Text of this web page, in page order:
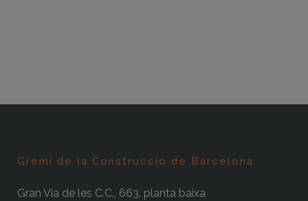
Gremi de la Construcció de Barcelona
Gran Via de les C.C., 663, planta baixa